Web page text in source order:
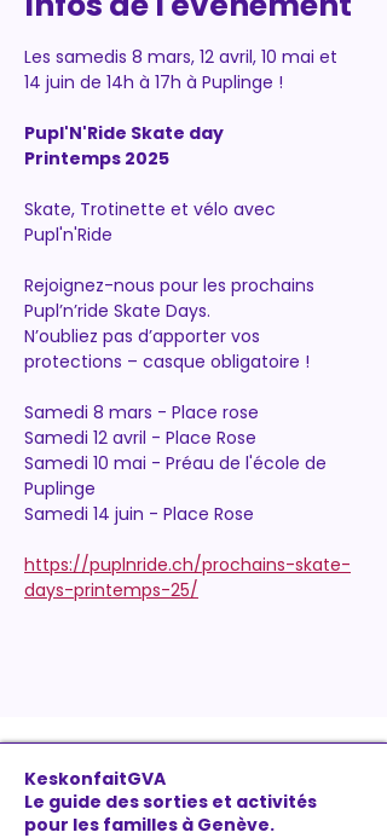
Les samedis 8 mars, 12 avril, 10 mai et
14 juin de 14h à 17h à Puplinge !
Pupl'N'Ride Skate day
Printemps 2025
Skate, Trotinette et vélo avec
Pupl'n'Ride
Rejoignez-nous pour les prochains
Pupl’n’ride Skate Days.
N’oubliez pas d’apporter vos
protections – casque obligatoire !
Samedi 8 mars - Place rose
Samedi 12 avril - Place Rose
Samedi 10 mai - Préau de l'école de
Puplinge
Samedi 14 juin - Place Rose
https://puplnride.ch/prochains-skate-
days-printemps-25/
KeskonfaitGVA
Le guide des sorties et activités
pour les familles à Genève.